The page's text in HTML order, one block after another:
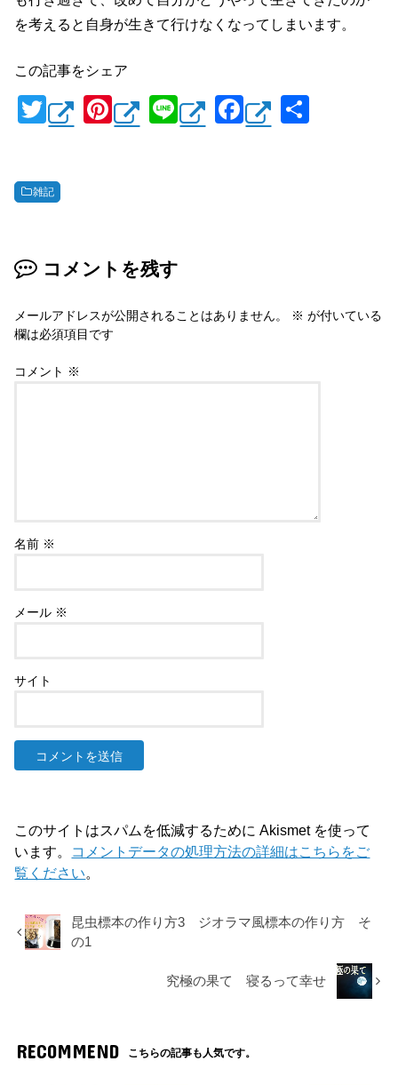
を考えると自身が生きて行けなくなってしまいます。
この記事をシェア
T
wi
er
Pi
nt
Li
n
F
a
k
雑記
コメントを残す
メールアドレスが公開されることはありません。 ※ が付いている
欄は必須項目です
コメント ※
名前 ※
メール ※
サイト
このサイトはスパムを低減するために Akismet を使って
います。 コメントデータの処理方法の詳細はこちらをご
覧ください。
昆虫標本の作り方3 ジオラマ風標本の作り方 そ
の1
究極の果て 寝るって幸せ
RECOMMEND こちらの記事も人気です。